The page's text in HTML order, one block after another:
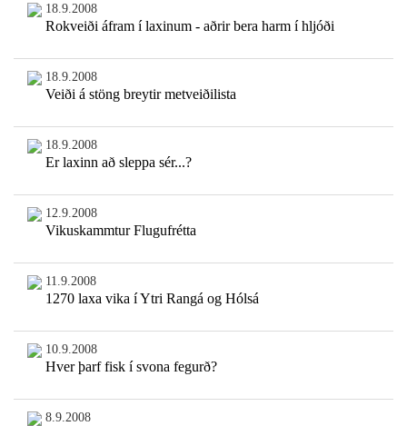
18.9.2008
Rokveiði áfram í laxinum - aðrir bera harm í hljóði
18.9.2008
Veiði á stöng breytir metveiðilista
18.9.2008
Er laxinn að sleppa sér...?
12.9.2008
Vikuskammtur Flugufrétta
11.9.2008
1270 laxa vika í Ytri Rangá og Hólsá
10.9.2008
Hver þarf fisk í svona fegurð?
8.9.2008